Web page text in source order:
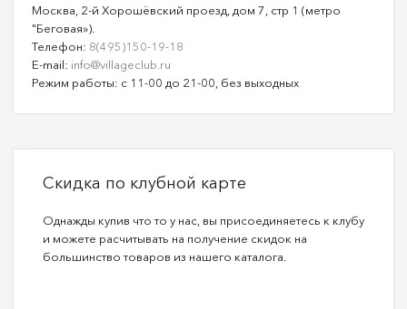
Москва, 2-й Хорошёвский проезд, дом 7, стр 1 (метро
"Беговая»).
Телефон: 8(495)150-19-18
E-mail: info@villageclub.ru
Режим работы: с 11-00 до 21-00, без выходных
Скидка по клубной карте
Однажды купив что то у нас, вы присоединяетесь к клубу
и можете расчитывать на получение скидок на
большинство товаров из нашего каталога.